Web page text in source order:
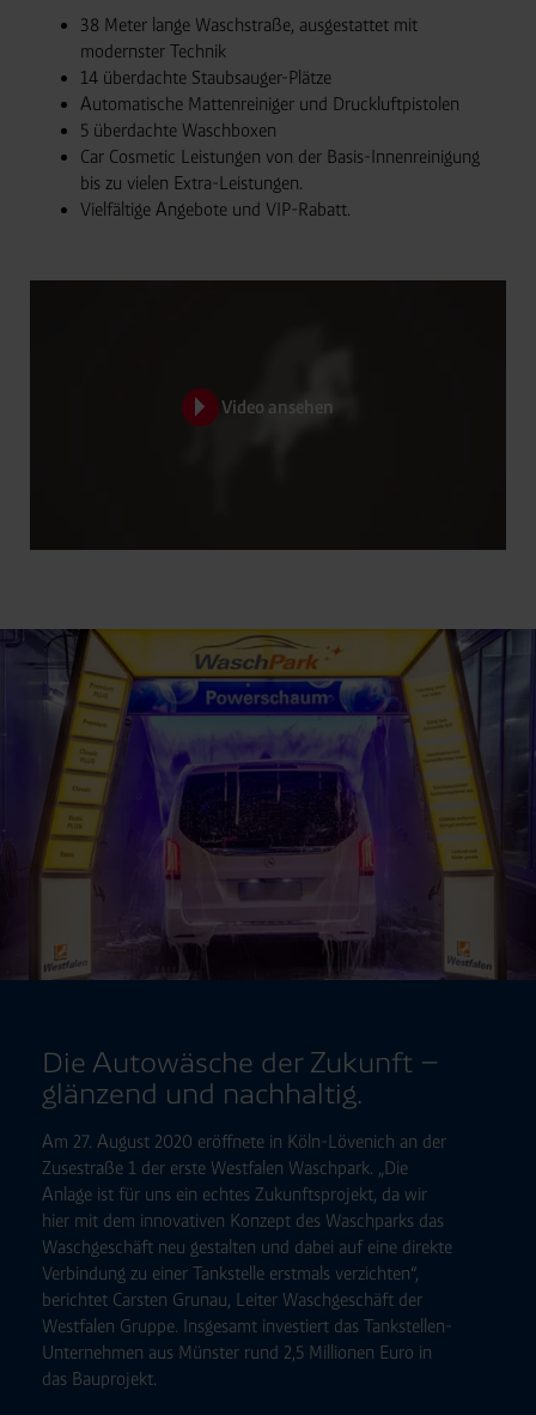
Video ansehen
38 Meter lange Waschstraße, ausgestattet mit
modernster Technik
14 überdachte Staubsauger-Plätze
Automatische Mattenreiniger und Druckluftpistolen
5 überdachte Waschboxen
Car Cosmetic Leistungen von der Basis-Innenreinigung
bis zu vielen Extra-Leistungen.
Vielfältige Angebote und VIP-Rabatt.
Die Autowäsche der Zukunft –
glänzend und nachhaltig.
Am 27. August 2020 eröffnete in Köln-Lövenich an der
Zusestraße 1 der erste Westfalen Waschpark. „Die
Anlage ist für uns ein echtes Zukunftsprojekt, da wir
hier mit dem innovativen Konzept des Waschparks das
Waschgeschäft neu gestalten und dabei auf eine direkte
Verbindung zu einer Tankstelle erstmals verzichten“,
berichtet Carsten Grunau, Leiter Waschgeschäft der
Westfalen Gruppe. Insgesamt investiert das Tankstellen-
Unternehmen aus Münster rund 2,5 Millionen Euro in
das Bauprojekt.